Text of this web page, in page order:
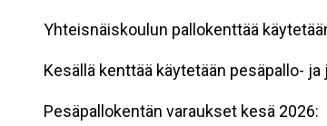
Yhteisnäiskoulun pallokenttää
Kesällä kenttää käytetään pesäpallo- ja
Pesäpallokentän varaukset kesä 2026: